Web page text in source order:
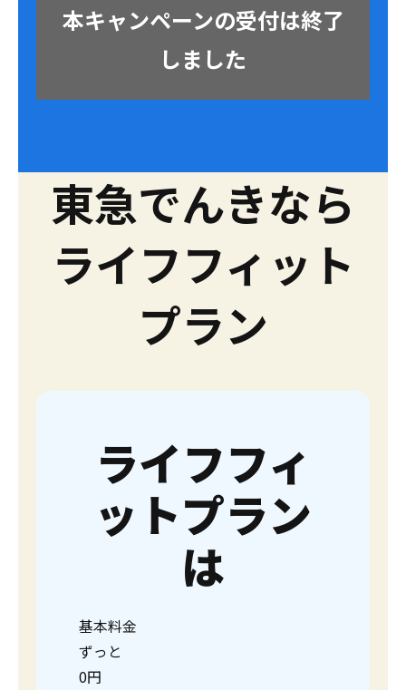
本キャンペーンの受付は終了
しました
東急でんきなら
ライフフィット
プラン
ライフフィ
ットプラン
は
基本料金
ずっと
0円